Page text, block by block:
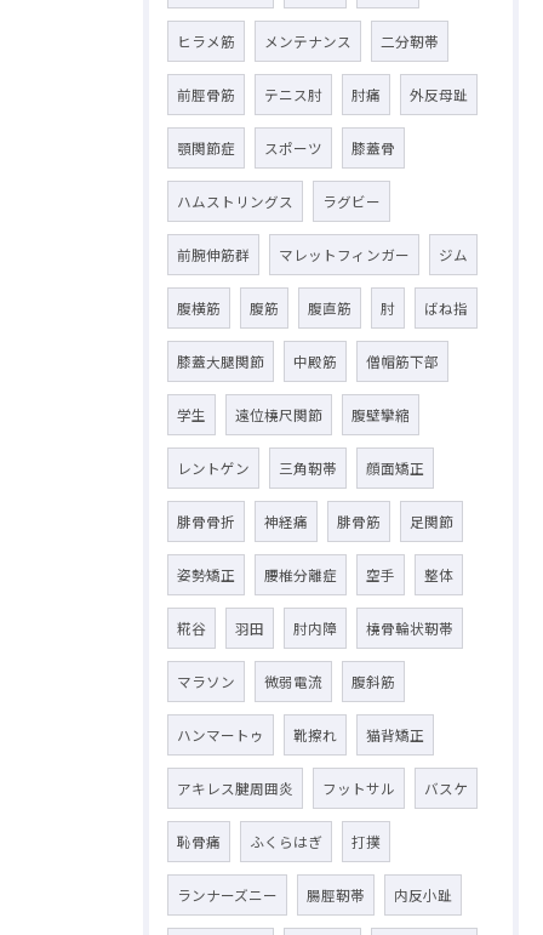
ヒラメ筋 メンテナンス 二分靭帯
前脛骨筋 テニス肘 肘痛 外反母趾
顎関節症 スポーツ 膝蓋骨
ハムストリングス ラグビー
前腕伸筋群 マレットフィンガー ジム
腹横筋 腹筋 腹直筋 肘 ばね指
膝蓋大腿関節 中殿筋 僧帽筋下部
学生 遠位橈尺関節 腹壁攣縮
レントゲン 三角靭帯 顔面矯正
腓骨骨折 神経痛 腓骨筋 足関節
姿勢矯正 腰椎分離症 空手 整体
糀谷 羽田 肘内障 橈骨輪状靭帯
マラソン 微弱電流 腹斜筋
ハンマートゥ 靴擦れ 猫背矯正
アキレス腱周囲炎 フットサル バスケ
恥骨痛 ふくらはぎ 打撲
ランナーズニー 腸脛靭帯 内反小趾